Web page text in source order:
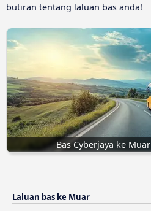
butiran tentang laluan bas anda!
Bas Cyberjaya ke Muar
Laluan bas ke Muar